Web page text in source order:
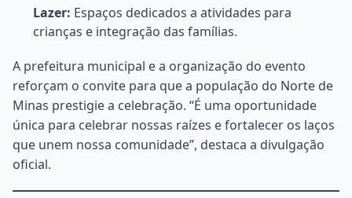
Lazer: Espaços dedicados a atividades para
crianças e integração das famílias.
A prefeitura municipal e a organização do evento
reforçam o convite para que a população do Norte de
Minas prestigie a celebração. “É uma oportunidade
única para celebrar nossas raízes e fortalecer os laços
que unem nossa comunidade”, destaca a divulgação
oficial.